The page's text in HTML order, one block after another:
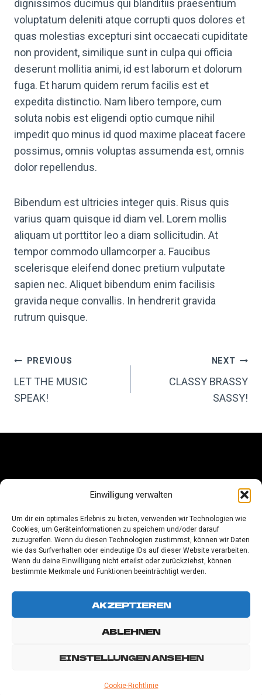
Einwilligung verwalten
Um dir ein optimales Erlebnis zu bieten, verwenden wir Technologien wie
Cookies, um Geräteinformationen zu speichern und/oder darauf
zuzugreifen. Wenn du diesen Technologien zustimmst, können wir Daten
wie das Surfverhalten oder eindeutige IDs auf dieser Website verarbeiten.
Wenn du deine Einwilligung nicht erteilst oder zurückziehst, können
bestimmte Merkmale und Funktionen beeinträchtigt werden.
AKZEPTIEREN
ABLEHNEN
EINSTELLUNGEN ANSEHEN
Cookie-Richtlinie
dignissimos ducimus qui blanditiis praesentium
voluptatum deleniti atque corrupti quos dolores et
quas molestias excepturi sint occaecati cupiditate
non provident, similique sunt in culpa qui officia
deserunt mollitia animi, id est laborum et dolorum
fuga. Et harum quidem rerum facilis est et
expedita distinctio. Nam libero tempore, cum
soluta nobis est eligendi optio cumque nihil
impedit quo minus id quod maxime placeat facere
possimus, omnis voluptas assumenda est, omnis
dolor repellendus.
Bibendum est ultricies integer quis. Risus quis
varius quam quisque id diam vel. Lorem mollis
aliquam ut porttitor leo a diam sollicitudin. At
tempor commodo ullamcorper a. Faucibus
scelerisque eleifend donec pretium vulputate
sapien nec. Aliquet bibendum enim facilisis
gravida neque convallis. In hendrerit gravida
rutrum quisque.
POST
NAVIGATION
PREVIOUS
LET THE MUSIC
SPEAK!
NEXT
CLASSY BRASSY
SASSY!
LEGAL NOTICE
PRIVACY POLICY
COOKIE-RICHTLINIE (EU)
byKadence WP